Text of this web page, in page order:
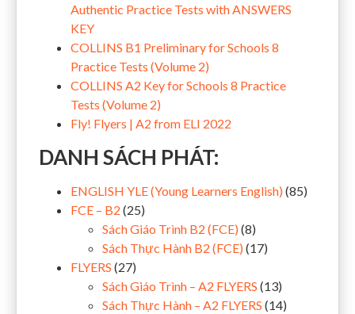
Authentic Practice Tests with ANSWERS
KEY
COLLINS B1 Preliminary for Schools 8
Practice Tests (Volume 2)
COLLINS A2 Key for Schools 8 Practice
Tests (Volume 2)
Fly! Flyers | A2 from ELI 2022
DANH SÁCH PHÁT:
ENGLISH YLE (Young Learners English) (85)
FCE – B2 (25)
Sách Giáo Trình B2 (FCE) (8)
Sách Thực Hành B2 (FCE) (17)
FLYERS (27)
Sách Giáo Trình – A2 FLYERS (13)
Sách Thực Hành – A2 FLYERS (14)